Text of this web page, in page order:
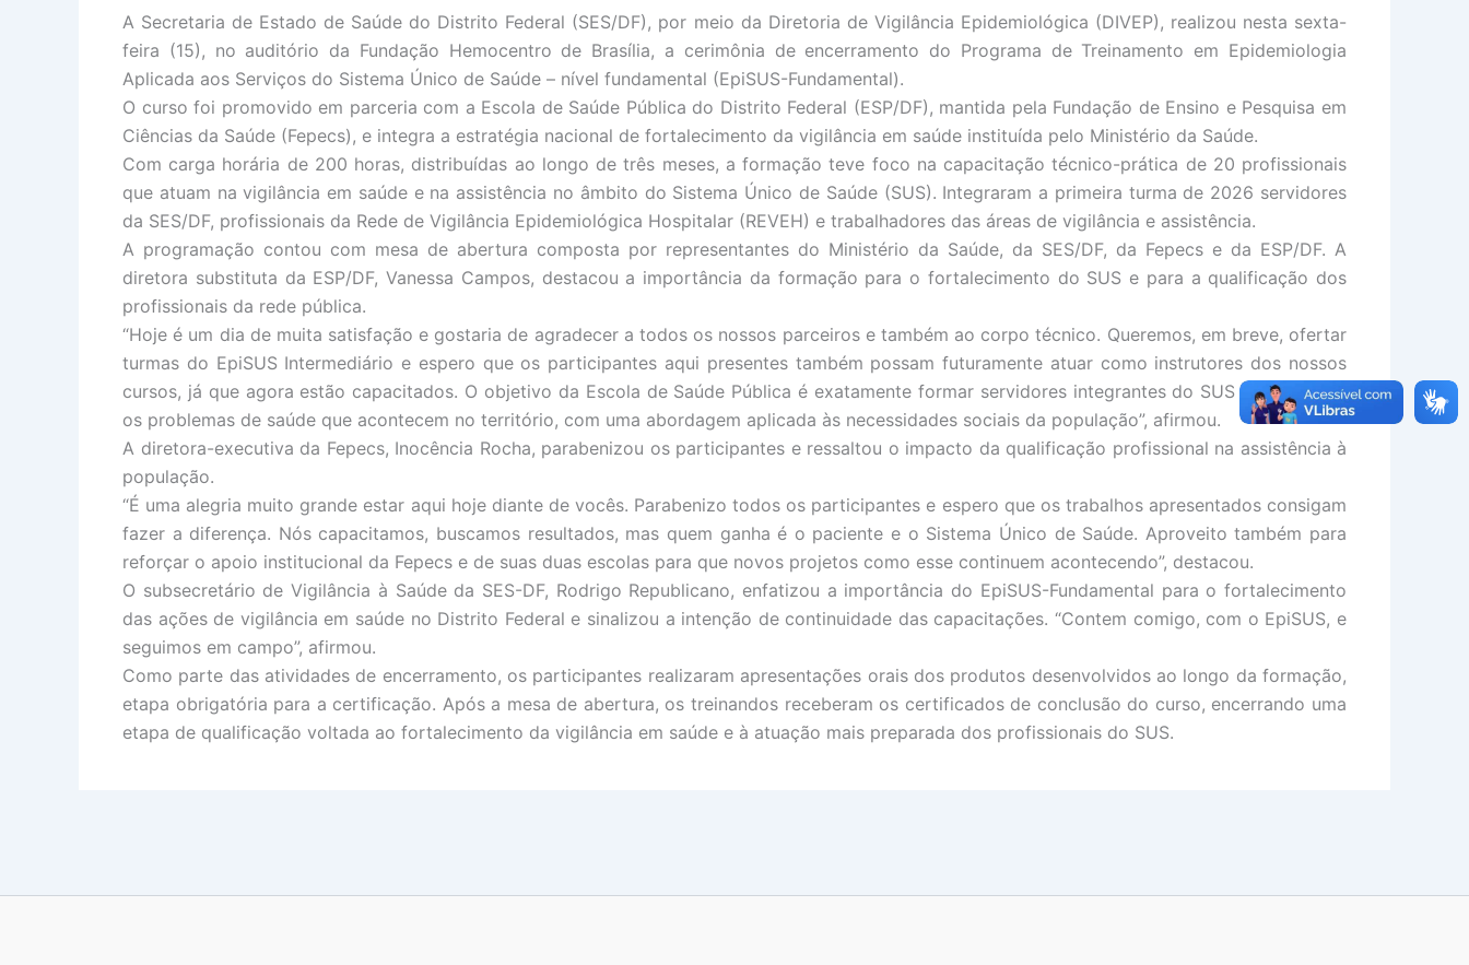
A Secretaria de Estado de Saúde do Distrito Federal (SES/DF), por meio da Diretoria de Vigilância Epidemiológica (DIVEP), realizou nesta sexta-
feira (15), no auditório da Fundação Hemocentro de Brasília, a cerimônia de encerramento do Programa de Treinamento em Epidemiologia
Aplicada aos Serviços do Sistema Único de Saúde – nível fundamental (EpiSUS-Fundamental).
O curso foi promovido em parceria com a Escola de Saúde Pública do Distrito Federal (ESP/DF), mantida pela Fundação de Ensino e Pesquisa em
Ciências da Saúde (Fepecs), e integra a estratégia nacional de fortalecimento da vigilância em saúde instituída pelo Ministério da Saúde.
Com carga horária de 200 horas, distribuídas ao longo de três meses, a formação teve foco na capacitação técnico-prática de 20 profissionais
que atuam na vigilância em saúde e na assistência no âmbito do Sistema Único de Saúde (SUS). Integraram a primeira turma de 2026 servidores
da SES/DF, profissionais da Rede de Vigilância Epidemiológica Hospitalar (REVEH) e trabalhadores das áreas de vigilância e assistência.
A programação contou com mesa de abertura composta por representantes do Ministério da Saúde, da SES/DF, da Fepecs e da ESP/DF. A
diretora substituta da ESP/DF, Vanessa Campos, destacou a importância da formação para o fortalecimento do SUS e para a qualificação dos
profissionais da rede pública.
“Hoje é um dia de muita satisfação e gostaria de agradecer a todos os nossos parceiros e também ao corpo técnico. Queremos, em breve, ofertar
turmas do EpiSUS Intermediário e espero que os participantes aqui presentes também possam futuramente atuar como instrutores dos nossos
cursos, já que agora estão capacitados. O objetivo da Escola de Saúde Pública é exatamente formar servidores integrantes do SUS para discutir
os problemas de saúde que acontecem no território, com uma abordagem aplicada às necessidades sociais da população”, afirmou.
A diretora-executiva da Fepecs, Inocência Rocha, parabenizou os participantes e ressaltou o impacto da qualificação profissional na assistência à
população.
“É uma alegria muito grande estar aqui hoje diante de vocês. Parabenizo todos os participantes e espero que os trabalhos apresentados consigam
fazer a diferença. Nós capacitamos, buscamos resultados, mas quem ganha é o paciente e o Sistema Único de Saúde. Aproveito também para
reforçar o apoio institucional da Fepecs e de suas duas escolas para que novos projetos como esse continuem acontecendo”, destacou.
O subsecretário de Vigilância à Saúde da SES-DF, Rodrigo Republicano, enfatizou a importância do EpiSUS-Fundamental para o fortalecimento
das ações de vigilância em saúde no Distrito Federal e sinalizou a intenção de continuidade das capacitações. “Contem comigo, com o EpiSUS, e
seguimos em campo”, afirmou.
Como parte das atividades de encerramento, os participantes realizaram apresentações orais dos produtos desenvolvidos ao longo da formação,
etapa obrigatória para a certificação. Após a mesa de abertura, os treinandos receberam os certificados de conclusão do curso, encerrando uma
etapa de qualificação voltada ao fortalecimento da vigilância em saúde e à atuação mais preparada dos profissionais do SUS.